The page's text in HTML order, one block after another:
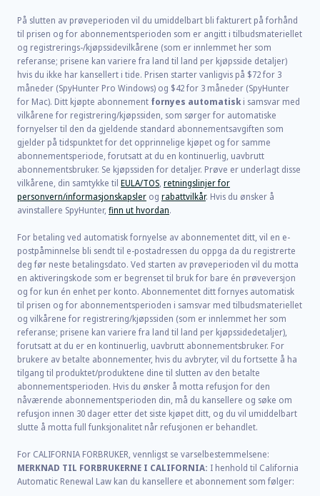
På slutten av prøveperioden vil du umiddelbart bli fakturert på forhånd
til prisen og for abonnementsperioden som er angitt i tilbudsmateriellet
og registrerings-/kjøpssidevilkårene (som er innlemmet her som
referanse; prisene kan variere fra land til land per kjøpsside detaljer)
hvis du ikke har kansellert i tide. Prisen starter vanligvis på $72for 3
måneder (SpyHunter Pro Windows) og $42for 3 måneder (SpyHunter
for Mac). Ditt kjøpte abonnement fornyes automatisk i samsvar med
vilkårene for registrering/kjøpssiden, som sørger for automatiske
fornyelser til den da gjeldende standard abonnementsavgiften som
gjelder på tidspunktet for det opprinnelige kjøpet og for samme
abonnementsperiode, forutsatt at du en kontinuerlig, uavbrutt
abonnementsbruker. Se kjøpssiden for detaljer. Prøve er underlagt disse
vilkårene, din samtykke til EULA/TOS, retningslinjer for
personvern/informasjonskapsler og rabattvilkår. Hvis du ønsker å
avinstallere SpyHunter, finn ut hvordan.
For betaling ved automatisk fornyelse av abonnementet ditt, vil en e-
postpåminnelse bli sendt til e-postadressen du oppga da du registrerte
deg før neste betalingsdato. Ved starten av prøveperioden vil du motta
en aktiveringskode som er begrenset til bruk for bare én prøveversjon
og for kun én enhet per konto. Abonnementet ditt fornyes automatisk
til prisen og for abonnementsperioden i samsvar med tilbudsmateriellet
og vilkårene for registrering/kjøpssiden (som er innlemmet her som
referanse; prisene kan variere fra land til land per kjøpssidedetaljer),
forutsatt at du er en kontinuerlig, uavbrutt abonnementsbruker. For
brukere av betalte abonnementer, hvis du avbryter, vil du fortsette å ha
tilgang til produktet/produktene dine til slutten av den betalte
abonnementsperioden. Hvis du ønsker å motta refusjon for den
nåværende abonnementsperioden din, må du kansellere og søke om
refusjon innen 30 dager etter det siste kjøpet ditt, og du vil umiddelbart
slutte å motta full funksjonalitet når refusjonen er behandlet.
For CALIFORNIA FORBRUKER, vennligst se varselbestemmelsene:
MERKNAD TIL FORBRUKERNE I CALIFORNIA: I henhold til California
Automatic Renewal Law kan du kansellere et abonnement som følger: